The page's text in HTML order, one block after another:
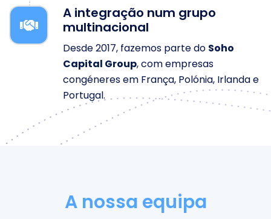
A integração num grupo
multinacional
Desde 2017, fazemos parte do Soho
Capital Group, com empresas
congéneres em França, Polónia, Irlanda e
Portugal.
A nossa equipa